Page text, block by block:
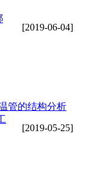
[2019-06-04]
管的结构分析
[2019-05-25]